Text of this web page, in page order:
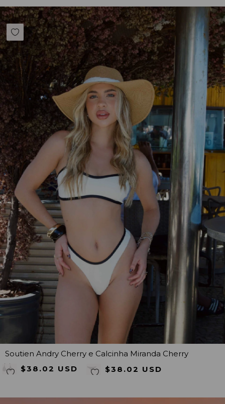
Soutien Andry Cherry e Calcinha Miranda Cherry
$38.02 USD
$38.02 USD